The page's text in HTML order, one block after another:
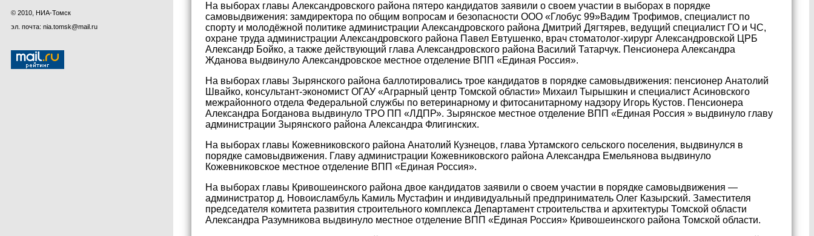
© 2010, НИА-Томск
эл. почта: nia.tomsk@mail.ru
На выборах главы Александровского района пятеро кандидатов заявили о своем участии в выборах в порядке
самовыдвижения: замдиректора по общим вопросам и безопасности ООО «Глобус 99»Вадим Трофимов, специалист по
спорту и молодёжной политике администрации Александровского района Дмитрий Дягтярев, ведущий специалист ГО и ЧС,
охране труда администрации Александровского района Павел Евтушенко, врач стоматолог-хирург Александровской ЦРБ
Александр Бойко, а также действующий глава Александровского района Василий Татарчук. Пенсионера Александра
Жданова выдвинуло Александровское местное отделение ВПП «Единая Россия».
На выборах главы Зырянского района баллотировались трое кандидатов в порядке самовыдвижения: пенсионер Анатолий
Швайко, консультант-экономист ОГАУ «Аграрный центр Томской области» Михаил Тырышкин и специалист Асиновского
межрайонного отдела Федеральной службы по ветеринарному и фитосанитарному надзору Игорь Кустов. Пенсионера
Александра Богданова выдвинуло ТРО ПП «ЛДПР». Зырянское местное отделение ВПП «Единая Россия » выдвинуло главу
администрации Зырянского района Александра Флигинских.
На выборах главы Кожевниковского района Анатолий Кузнецов, глава Уртамского сельского поселения, выдвинулся в
порядке самовыдвижения. Главу администрации Кожевниковского района Александра Емельянова выдвинуло
Кожевниковское местное отделение ВПП «Единая Россия».
На выборах главы Кривошеинского района двое кандидатов заявили о своем участии в порядке самовыдвижения —
администратор д. Новоисламбуль Камиль Мустафин и индивидуальный предприниматель Олег Казырский. Заместителя
председателя комитета развития строительного комплекса Департамент строительства и архитектуры Томской области
Александра Разумникова выдвинуло местное отделение ВПП «Единая Россия» Кривошеинского района Томской области.